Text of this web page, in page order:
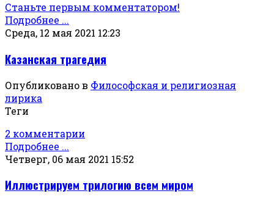
Станьте первым комментатором!
Подробнее ...
Среда, 12 мая 2021 12:23
Казанская трагедия
Опубликовано в Философская и религиозная
лирика
Теги
2 комментарии
Подробнее ...
Четверг, 06 мая 2021 15:52
Иллюстрируем трилогию всем миром